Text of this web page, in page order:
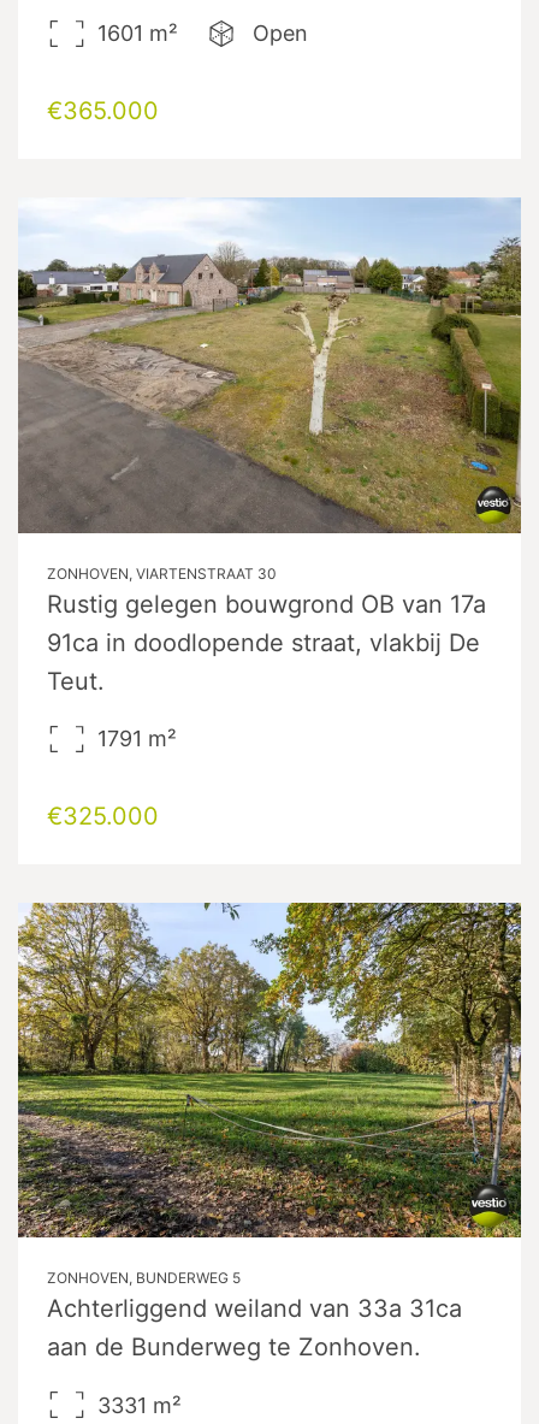
1601 m² Open
€365.000
ZONHOVEN, VIARTENSTRAAT 30
Rustig gelegen bouwgrond OB van 17a
91ca in doodlopende straat, vlakbij De
Teut.
1791 m²
€325.000
ZONHOVEN, BUNDERWEG 5
Achterliggend weiland van 33a 31ca
aan de Bunderweg te Zonhoven.
3331 m²